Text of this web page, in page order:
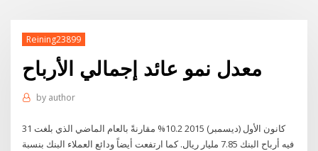
Reining23899
معدل نمو عائد إجمالي الأرباح
by author
31 كانون الأول (ديسمبر) 2015 10.2% ﻣﻘﺎﺭﻧﺔً ﺑﺎﻟﻌﺎﻡ ﺍﻟﻤﺎﺿﻲ ﺍﻟﺬﻱ ﺑﻠﻐﺖ
ﻓﻴﻪ ﺃﺭﺑﺎﺡ ﺍﻟﺒﻨﻚ 7.85 ﻣﻠﻴﺎﺭ ﺭﻳﺎﻝ. ﻛﻤﺎ ﺍﺭﺗﻔﻌﺖ ﺃﻳﻀﺎً ﻭﺩﺍﺋﻊ ﺍﻟﻌﻤﻼﺀ ﺍﻟﺒﻨﻚ ﺑﻨﺴﺒﺔ